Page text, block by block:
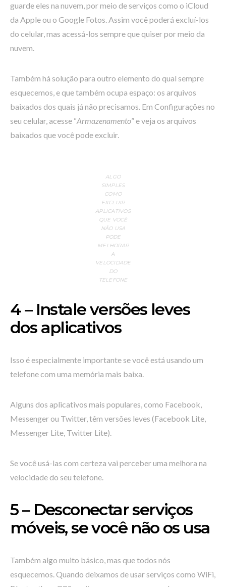
guarde eles na nuvem, por meio de serviços como o iCloud
da Apple ou o Google Fotos. Assim você poderá excluí-los
do celular, mas acessá-los sempre que quiser por meio da
nuvem.
Também há solução para outro elemento do qual sempre
esquecemos, e que também ocupa espaço: os arquivos
baixados dos quais já não precisamos. Em Configurações no
seu celular, acesse “Armazenamento” e veja os arquivos
baixados que você pode excluir.
ALGO
SIMPLES
COMO
EXCLUIR
APLICATIVOS
QUE VOCÊ
NÃO USA
PODE
MELHORAR
A
VELOCIDADE
DO
TELEFONE
4 – Instale versões leves
dos aplicativos
Isso é especialmente importante se você está usando um
telefone com uma memória mais baixa.
Alguns dos aplicativos mais populares, como Facebook,
Messenger ou Twitter, têm versões leves (Facebook Lite,
Messenger Lite, Twitter Lite).
Se você usá-las com certeza vai perceber uma melhora na
velocidade do seu telefone.
5 – Desconectar serviços
móveis, se você não os usa
Também algo muito básico, mas que todos nós
esquecemos. Quando deixamos de usar serviços como WiFi,